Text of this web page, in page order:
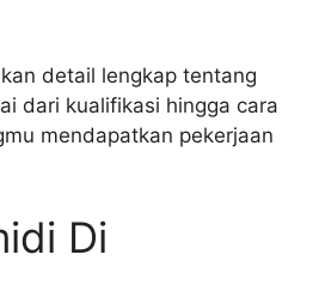
detail lengkap tentang
dari kualifikasi hingga cara
mendapatkan pekerjaan
Di